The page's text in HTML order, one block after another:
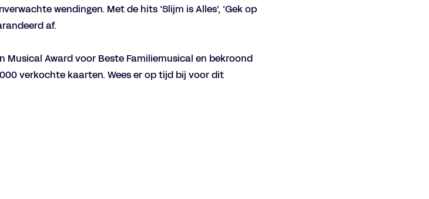
wendingen. Met de hits ‘Slijm is Alles’, ‘Gek op
af.
Musical Award voor Beste Familiemusical en bekroond
verkochte kaarten. Wees er op tijd bij voor dit